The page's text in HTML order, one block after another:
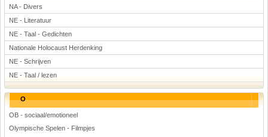
NA - Divers
NE - Literatuur
NE - Taal - Gedichten
Nationale Holocaust Herdenking
NE - Schrijven
NE - Taal / lezen
O
OB - sociaal/emotioneel
Olympische Spelen - Filmpjes